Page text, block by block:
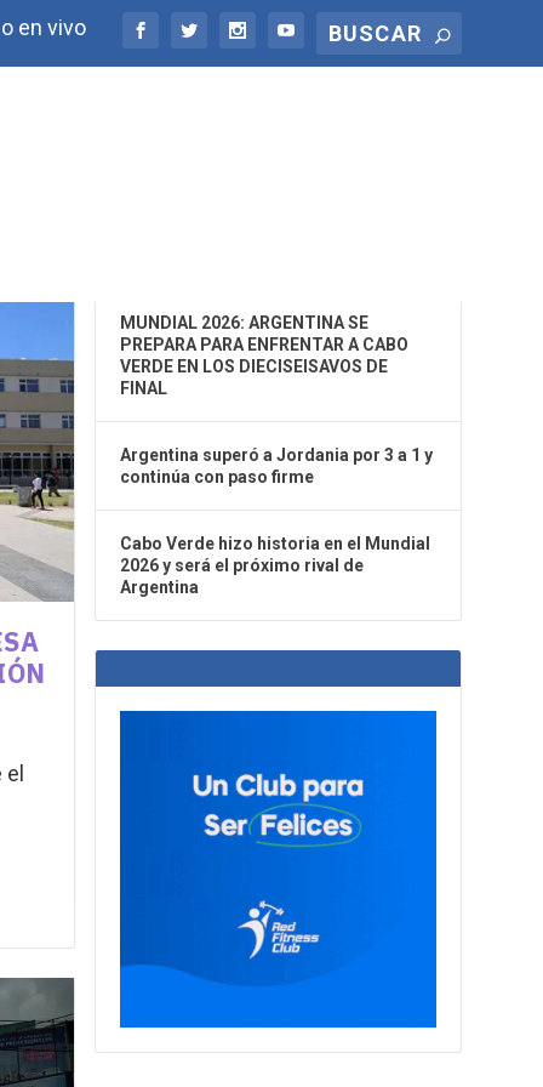
en vivo
MUNDIAL 2026: ARGENTINA SE
PREPARA PARA ENFRENTAR A CABO
VERDE EN LOS DIECISEISAVOS DE
FINAL
Argentina superó a Jordania por 3 a 1 y
continúa con paso firme
Cabo Verde hizo historia en el Mundial
2026 y será el próximo rival de
Argentina